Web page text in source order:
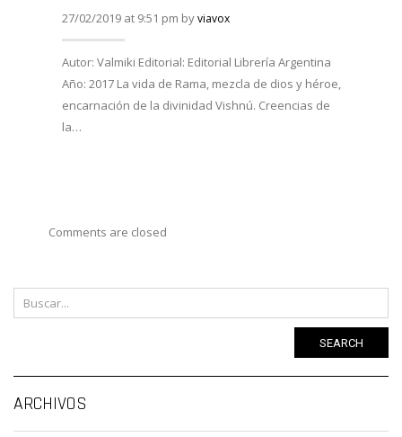
27/02/2019 at 9:51 pm byviavox
Autor: Valmiki Editorial: Editorial Librería Argentina
Año: 2017 La vida de Rama, mezcla de dios y héroe,
encarnación de la divinidad Vishnú. Creencias de
la…
Comments are closed
SEARCH
ARCHIVOS